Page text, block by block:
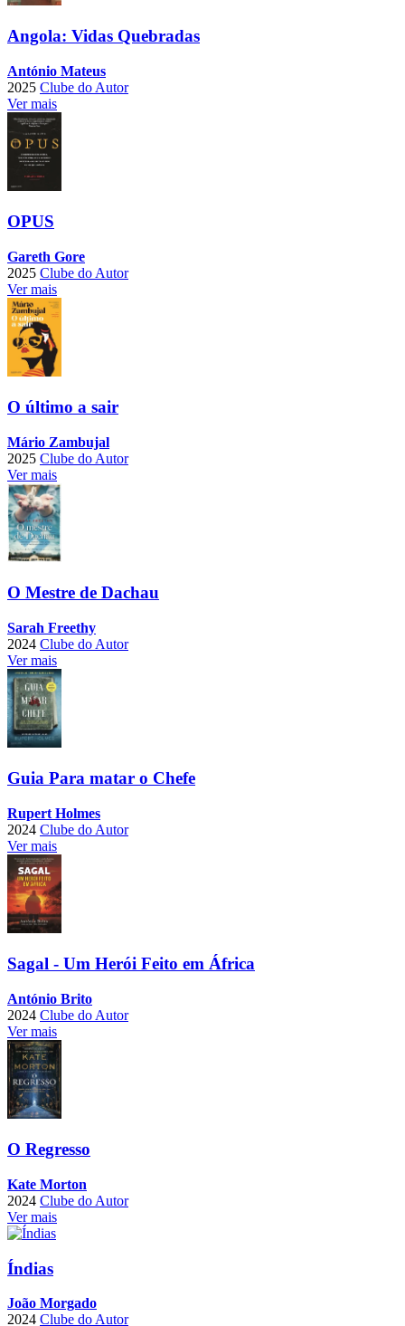
Angola: Vidas Quebradas
António Mateus
2025 Clube do Autor
Ver mais
OPUS
Gareth Gore
2025 Clube do Autor
Ver mais
O último a sair
Mário Zambujal
2025 Clube do Autor
Ver mais
O Mestre de Dachau
Sarah Freethy
2024 Clube do Autor
Ver mais
Guia Para matar o Chefe
Rupert Holmes
2024 Clube do Autor
Ver mais
Sagal - Um Herói Feito em África
António Brito
2024 Clube do Autor
Ver mais
O Regresso
Kate Morton
2024 Clube do Autor
Ver mais
Índias
João Morgado
2024 Clube do Autor